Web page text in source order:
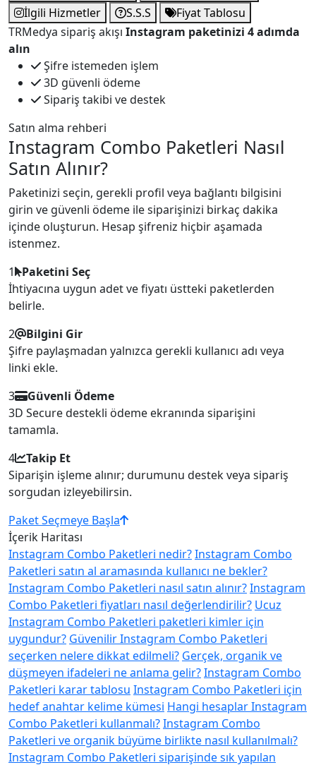
İlgili Hizmetler
S.S.S
Fiyat Tablosu
TRMedya sipariş akışı Instagram paketinizi 4 adımda
alın
Şifre istemeden işlem
3D güvenli ödeme
Sipariş takibi ve destek
Satın alma rehberi
Instagram Combo Paketleri Nasıl
Satın Alınır?
Paketinizi seçin, gerekli profil veya bağlantı bilgisini
girin ve güvenli ödeme ile siparişinizi birkaç dakika
içinde oluşturun. Hesap şifreniz hiçbir aşamada
istenmez.
1
Paketini Seç
İhtiyacına uygun adet ve fiyatı üstteki paketlerden
belirle.
2
Bilgini Gir
Şifre paylaşmadan yalnızca gerekli kullanıcı adı veya
linki ekle.
3
Güvenli Ödeme
3D Secure destekli ödeme ekranında siparişini
tamamla.
4
Takip Et
Siparişin işleme alınır; durumunu destek veya sipariş
sorgudan izleyebilirsin.
Paket Seçmeye Başla
İçerik Haritası
Instagram Combo Paketleri nedir?Instagram Combo
Paketleri satın al aramasında kullanıcı ne bekler?
Instagram Combo Paketleri nasıl satın alınır?Instagram
Combo Paketleri fiyatları nasıl değerlendirilir? Ucuz
Instagram Combo Paketleri paketleri kimler için
uygundur? Güvenilir Instagram Combo Paketleri
seçerken nelere dikkat edilmeli? Gerçek, organik ve
düşmeyen ifadeleri ne anlama gelir?Instagram Combo
Paketleri karar tablosu Instagram Combo Paketleri için
hedef anahtar kelime kümesi Hangi hesaplar Instagram
Combo Paketleri kullanmalı?Instagram Combo
Paketleri ve organik büyüme birlikte nasıl kullanılmalı?
Instagram Combo Paketleri siparişinde sık yapılan